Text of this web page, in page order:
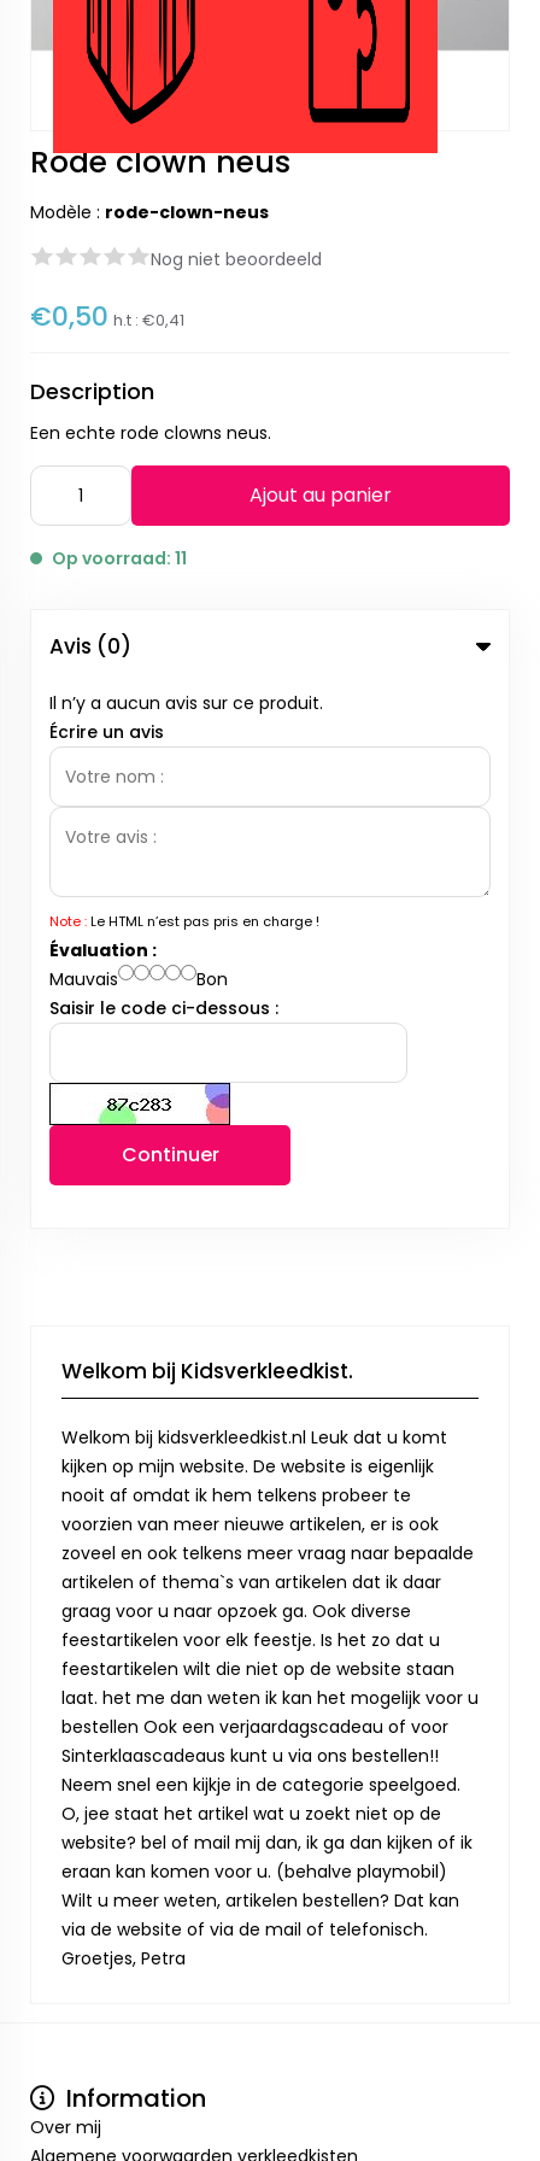
Rode clown neus
Modèle : rode-clown-neus
Nog niet beoordeeld
€0,50 h.t : €0,41
Description
Een echte rode clowns neus.
Ajout au panier
Op voorraad: 11
Avis (0)
Il n’y a aucun avis sur ce produit.
Écrire un avis
Note :Le HTML n’est pas pris en charge !
Évaluation :
Mauvais
Bon
Saisir le code ci-dessous :
Continuer
Welkom bij Kidsverkleedkist.
Welkom bij kidsverkleedkist.nl Leuk dat u komt
kijken op mijn website. De website is eigenlijk
nooit af omdat ik hem telkens probeer te
voorzien van meer nieuwe artikelen, er is ook
zoveel en ook telkens meer vraag naar bepaalde
artikelen of thema`s van artikelen dat ik daar
graag voor u naar opzoek ga. Ook diverse
feestartikelen voor elk feestje. Is het zo dat u
feestartikelen wilt die niet op de website staan
laat. het me dan weten ik kan het mogelijk voor u
bestellen Ook een verjaardagscadeau of voor
Sinterklaascadeaus kunt u via ons bestellen!!
Neem snel een kijkje in de categorie speelgoed.
O, jee staat het artikel wat u zoekt niet op de
website? bel of mail mij dan, ik ga dan kijken of ik
eraan kan komen voor u. (behalve playmobil)
Wilt u meer weten, artikelen bestellen? Dat kan
via de website of via de mail of telefonisch.
Groetjes, Petra
Information
Over mij
Algemene voorwaarden verkleedkisten